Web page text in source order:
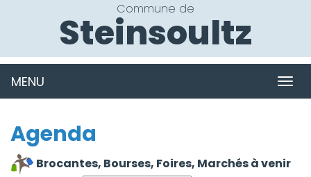
Commune de
Steinsoultz
MENU
Agenda
Brocantes, Bourses, Foires, Marchés à venir